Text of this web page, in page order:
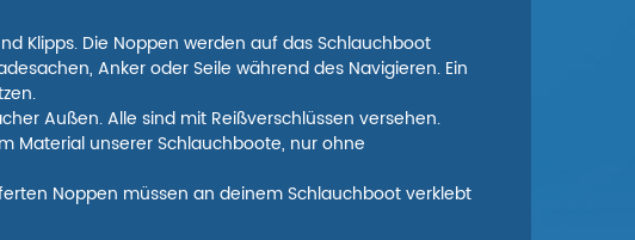
Klipps. Die Noppen werden auf das Schlauchboot
Anker oder Seile während des Navigieren. Ein
Außen. Alle sind mit Reißverschlüssen versehen.
Material unserer Schlauchboote, nur ohne
Noppen müssen an deinem Schlauchboot verklebt